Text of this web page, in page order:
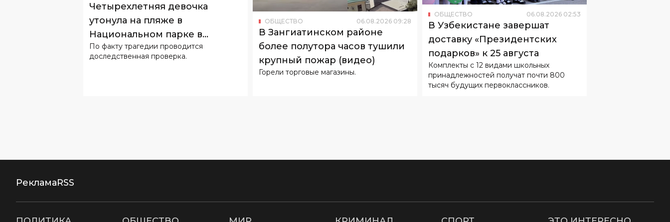
Четырехлетняя девочка
утонула на пляже в
Национальном парке в
Ташкенте
По факту трагедии проводится
доследственная проверка.
ОБЩЕСТВО 06.08.2026 09:28
В Зангиатинском районе
более полутора часов тушили
крупный пожар (видео)
Горели торговые магазины.
ОБЩЕСТВО 06.08.2026 02:53
В Узбекистане завершат
доставку «Президентских
подарков» к 25 августа
Комплекты с 12 видами школьных
принадлежностей получат почти 800
тысяч будущих первоклассников.
РекламаRSS